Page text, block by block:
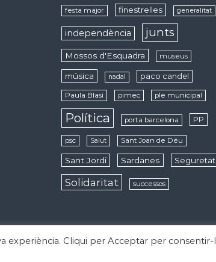
festa major finestrelles generalitat
independència junts
Mossos d'Esquadra museus
música nadal paco candel
Paula Blasi pimec ple municipal
Política porta barcelona PP
psc Salut Sant Joan de Déu
Sant Jordi Sardanes Seguretat
Solidaritat successos
de Llobregat Todos los derechos reservados. Tema:
experiència. Cliqui per Acceptar per